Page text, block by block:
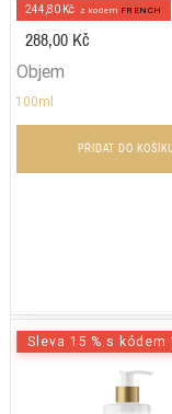
244,80 Kč z kodem FRENCH
288,00 Kč
Objem
100ml
PŘIDAT DO
Sleva 15 % s kódem